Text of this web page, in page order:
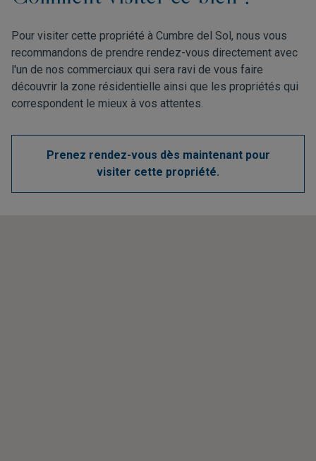
Pour visiter cette propriété à Cumbre del Sol, nous vous
recommandons de prendre rendez-vous directement avec
l'un de nos commerciaux qui sera ravi de vous faire
découvrir la zone résidentielle ainsi que les propriétés qui
correspondent le mieux à vos attentes.
Prenez rendez-vous dès maintenant pour
visiter cette propriété.